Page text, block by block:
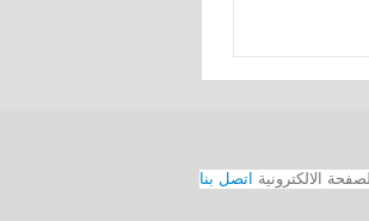
اتصل بنا